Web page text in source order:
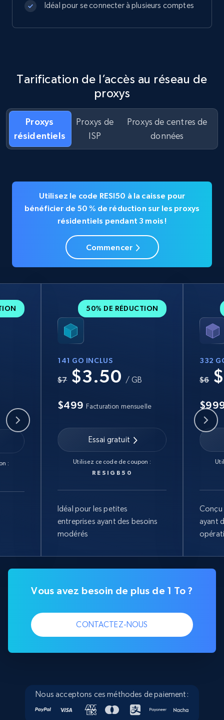
Idéal pour se connecter à plusieurs comptes
Tarification de l’accès au réseau de
proxys
Proxys
résidentiels
Proxys de
ISP
Proxys de centres de
données
Utilisez le code RESI50 à la caisse pour
bénéficier de 50 % de réduction sur les proxys
résidentiels pendant 3 mois !
Commencer
:
50% DE RÉDUCTION
141 GO INCLUS
$7 $3.50 / GB
$499 Facturation mensuelle
Essai gratuit
Utilisez ce code de coupon :
RESIGB50
Idéal pour les petites
entreprises ayant des besoins
modérés
332
$6
Conçu
ayant
Vous avez besoin de plus de 1 To ?
CONTACTEZ-NOUS
Nous acceptons ces méthodes de paiement: